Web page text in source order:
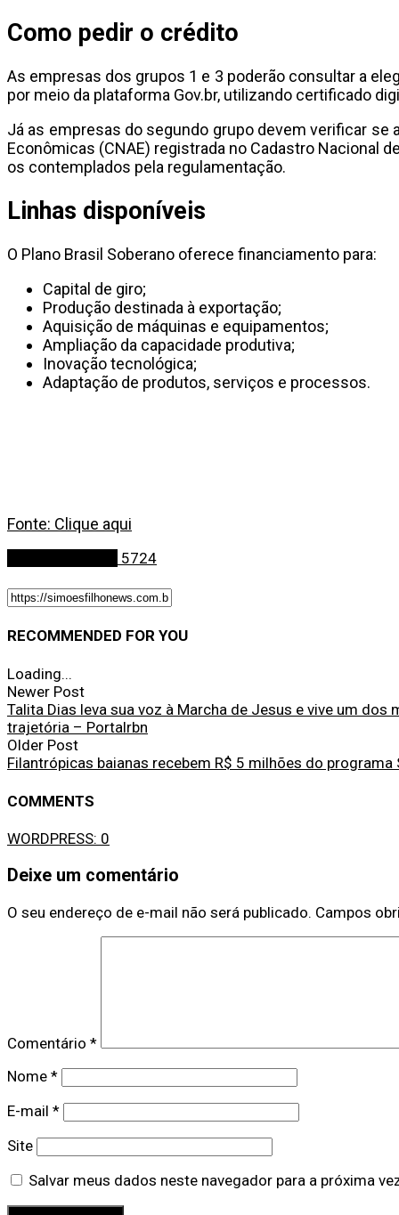
Como pedir o crédito
As empresas dos grupos 1 e 3 poderão consultar a
por meio da plataforma Gov.br, utilizando certificado
Já as empresas do segundo grupo devem verificar se
Econômicas (CNAE) registrada no Cadastro Nacional
os contemplados pela regulamentação.
Linhas disponíveis
O Plano Brasil Soberano oferece financiamento para:
Capital de giro;
Produção destinada à exportação;
Aquisição de máquinas e equipamentos;
Ampliação da capacidade produtiva;
Inovação tecnológica;
Adaptação de produtos, serviços e processos.
Fonte: Clique aqui
5724
RECOMMENDED FOR YOU
Loading...
Newer Post
Talita Dias leva sua voz à Marcha de Jesus e vive um
trajetória – Portalrbn
Older Post
Filantrópicas baianas recebem R$ 5 milhões do
COMMENTS
WORDPRESS: 0
Deixe um comentário
O seu endereço de e-mail não será publicado. Campos
Comentário *
Nome *
E-mail *
Site
Salvar meus dados neste navegador para a próxima